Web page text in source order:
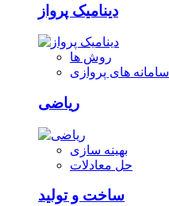
دینامیک پرواز
روش ها
سامانه های پروازی
ریاضی
بهینه سازی
حل معادلات
ساخت و تولید